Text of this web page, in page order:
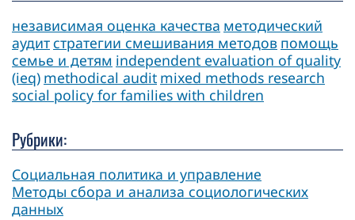
независимая оценка качества методический
аудитстратегии смешивания методов помощь
семье и детям independent evaluation of quality
(ieq) methodical audit mixed methods research
social policy for families with children
Рубрики:
Социальная политика и управление
Методы сбора и анализа социологических
данных